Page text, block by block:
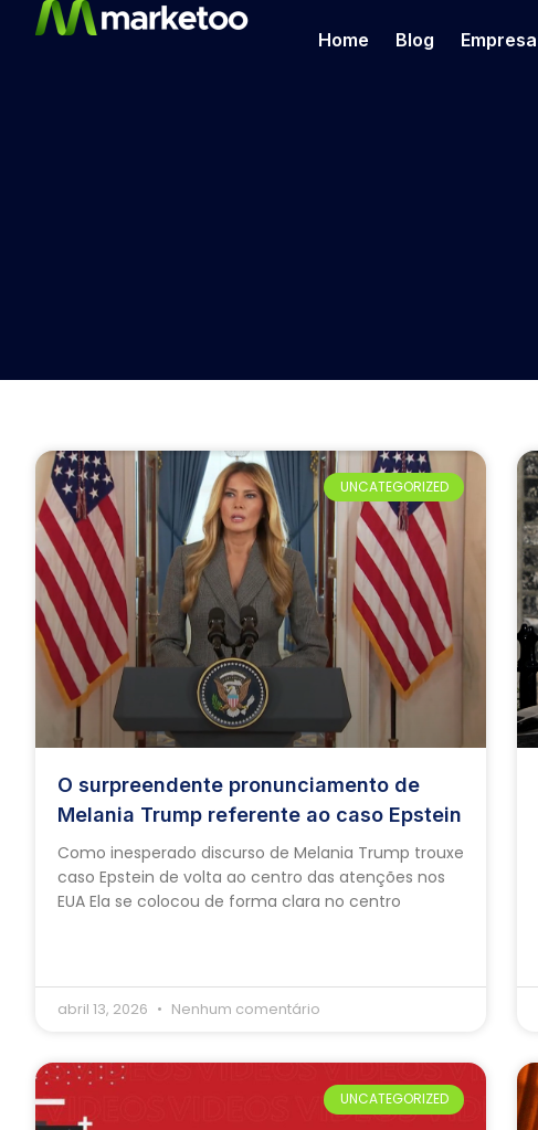
Home Blog Empresa
UNCATEGORIZED
O surpreendente pronunciamento de
Melania Trump referente ao caso Epstein
Como inesperado discurso de Melania Trump trouxe
caso Epstein de volta ao centro das atenções nos
EUA Ela se colocou de forma clara no centro
abril 13, 2026 Nenhum comentário
UNCATEGORIZED